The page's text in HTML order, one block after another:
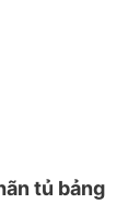
tủ bảng